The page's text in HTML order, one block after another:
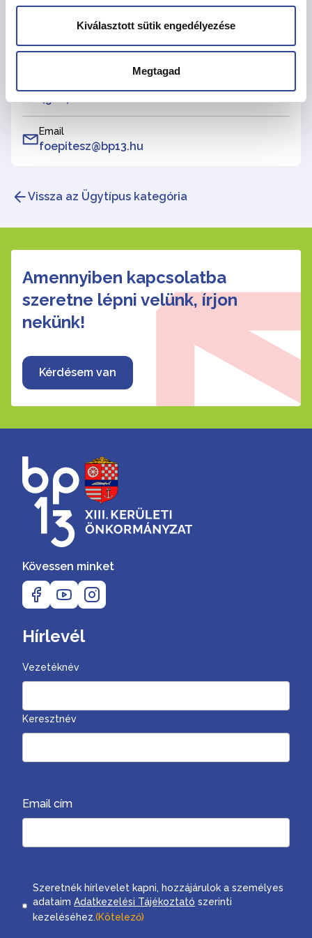
Kiválasztott sütik engedélyezése
Megtagad
Főépítészi Iroda
452-4128
Email
foepitesz@bp13.hu
Vissza az Ügytípus kategória
Amennyiben kapcsolatba
szeretne lépni velünk, írjon
nekünk!
Kérdésem van
Kövessen minket
Hírlevél
Vezetéknév
Keresztnév
Email cím
Consent
Szeretnék hírlevelet kapni, hozzájárulok a személyes
adataimAdatkezelési Tájékoztató szerinti
kezeléséhez.(Kötelező)